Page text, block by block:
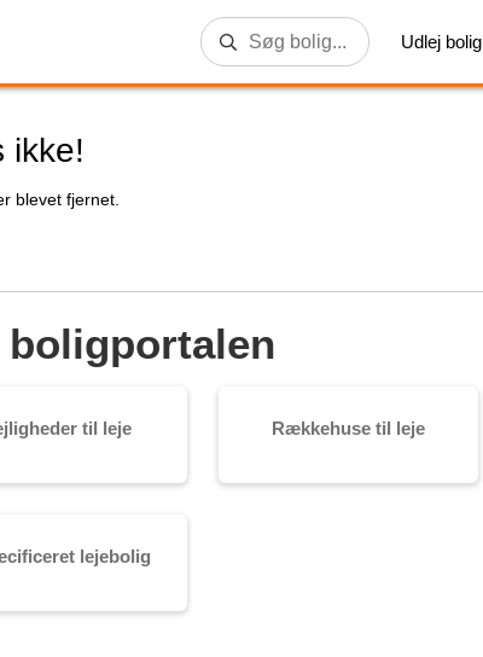
Udlej bolig
ikke!
blevet fjernet.
til leje Rækkehuse til leje
lejebolig